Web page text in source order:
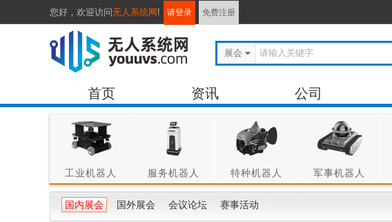
您好， 欢迎访问无人系统网 ! 请登录 免费注册
展会
首页 资讯 公司
工业机器人 服务机器人 特种机器人 军事机器人
国内展会 国外展会 会议论坛 赛事活动